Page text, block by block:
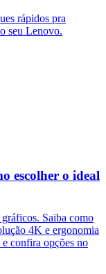
rápidos pra
seu Lenovo.
escolher o ideal
Saiba como
4K e ergonomia
confira opções no